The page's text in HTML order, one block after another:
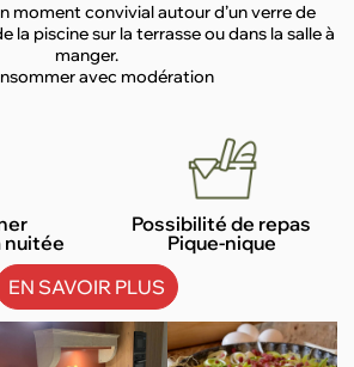
moment convivial autour d’un verre de
la piscine sur la terrasse ou dans la salle à
manger.
avec modération
nuitée​
Possibilité de repas
Pique-nique
EN SAVOIR PLUS